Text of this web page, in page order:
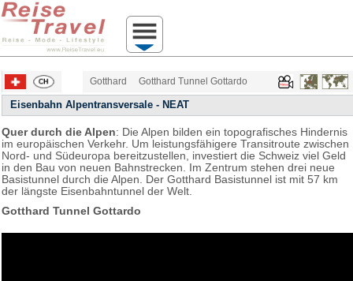
Gotthard Gotthard Tunnel Gottardo
Eisenbahn Alpentransversale - NEAT
Quer durch die Alpen: Die Alpen bilden ein topografisches Hindernis
im europäischen Verkehr. Um leistungsfähigere Transitroute zwischen
Nord- und Südeuropa bereitzustellen, investiert die Schweiz viel Geld
in den Bau von neuen Bahnstrecken. Im Zentrum stehen drei neue
Basistunnel durch die Alpen. Der Gotthard Basistunnel ist mit 57 km
der längste Eisenbahntunnel der Welt.
Gotthard Tunnel Gottardo